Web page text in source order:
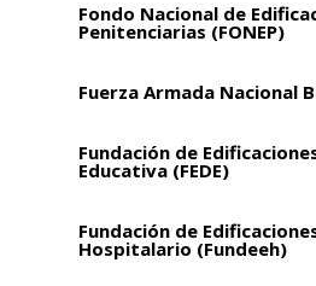
Fondo Nacional de
Penitenciarias (FONEP)
Fuerza Armada Nacional
Fundación de
Educativa (FEDE)
Fundación de
Hospitalario (Fundeeh)